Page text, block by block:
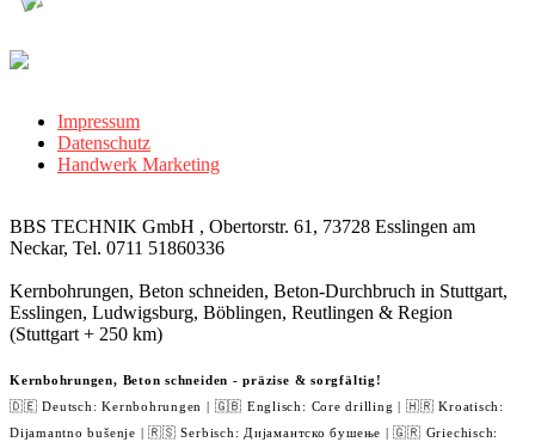
Impressum
Datenschutz
Handwerk Marketing
BBS TECHNIK GmbH , Obertorstr. 61, 73728 Esslingen am
Neckar, Tel. 0711 51860336
Kernbohrungen, Beton schneiden, Beton-Durchbruch in Stuttgart,
Esslingen, Ludwigsburg, Böblingen, Reutlingen & Region
(Stuttgart + 250 km)
Kernbohrungen, Beton schneiden - präzise & sorgfältig!
🇩🇪 Deutsch: Kernbohrungen | 🇬🇧 Englisch: Core drilling | 🇭🇷 Kroatisch:
Dijamantno bušenje | 🇷🇸 Serbisch: Дијамантско бушење | 🇬🇷 Griechisch: